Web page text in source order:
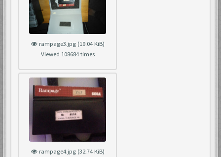
rampage3.jpg (19.04 KiB)
Viewed 108684 times
rampage4.jpg (32.74 KiB)